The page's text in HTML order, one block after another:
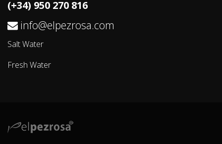
(+34) 950 270 816
info@elpezrosa.com
Salt Water
Fresh Water